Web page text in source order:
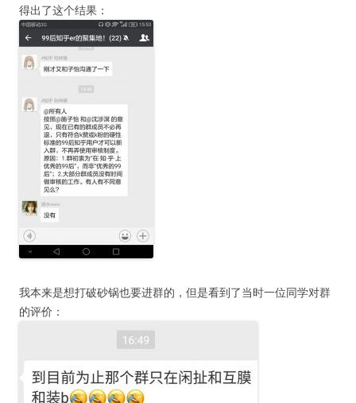
得出了这个结果：
我本来是想打破砂锅也要进群的，但是看到了当时一位同学对群
的评价：